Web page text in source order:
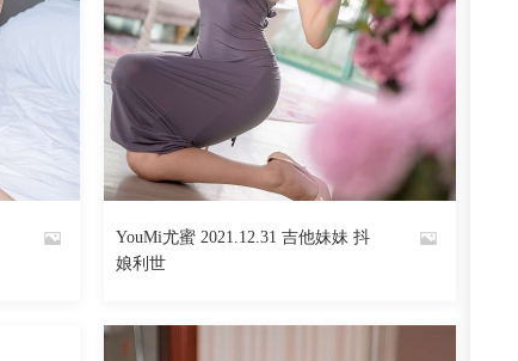
1654 0 回复
By
YouMi尤蜜 2021.12.31 吉他妹妹 抖
娘利世